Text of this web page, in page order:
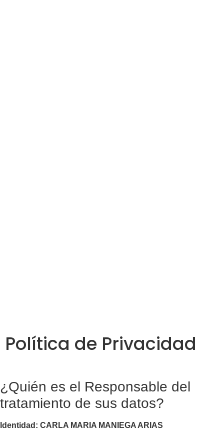
Política de Privacidad
¿Quién es el Responsable del
tratamiento de sus datos?
Identidad: CARLA MARIA MANIEGA ARIAS